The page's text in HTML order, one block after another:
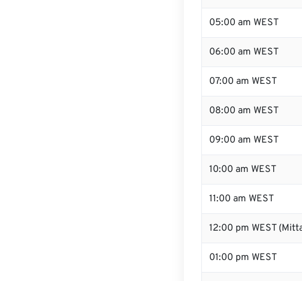
05:00 am WEST
06:00 am WEST
07:00 am WEST
08:00 am WEST
09:00 am WEST
10:00 am WEST
11:00 am WEST
12:00 pm WEST
01:00 pm WEST